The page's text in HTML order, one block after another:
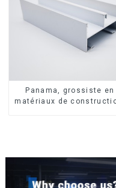
Panama, grossiste en
matériaux de